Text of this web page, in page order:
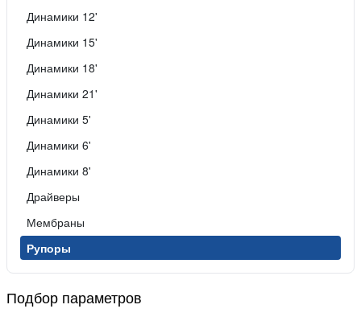
Динамики 12'
Динамики 15'
Динамики 18'
Динамики 21'
Динамики 5'
Динамики 6'
Динамики 8'
Драйверы
Мембраны
Рупоры
Подбор параметров